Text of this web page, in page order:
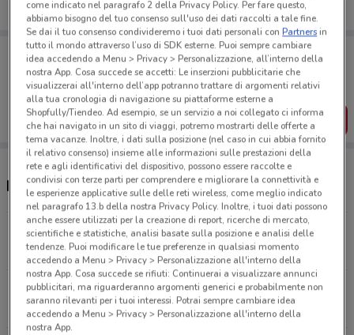
Porta DoveConviene sempre con te!
Puoi trovare le migliori offerte dei negozi vicino a te,
salvarle e creare la tua lista del risparmio, comodamente
dal tuo cellulare.
SCARICA L’APP
Negozi Dr.Max a Orbassano
Piazza Umberto I, 10 Orbassano
155 m
CHIUSO
Corso Susa 152/A Rivoli
8.2 km
CHIUSO
come indicato nel paragrafo 2 della Privacy Policy. Per fare questo,
abbiamo bisogno del tuo consenso sull'uso dei dati raccolti a tale fine.
Se dai il tuo consenso condivideremo i tuoi dati personali conPartnersin
tutto il mondo attraverso l’uso di SDK esterne. Puoi sempre cambiare
idea accedendo a Menu > Privacy > Personalizzazione, all’interno della
nostra App. Cosa succede se accetti: Le inserzioni pubblicitarie che
visualizzerai all'interno dell’app potranno trattare di argomenti relativi
alla tua cronologia di navigazione su piattaforme esterne a
Shopfully/Tiendeo. Ad esempio, se un servizio a noi collegato ci informa
che hai navigato in un sito di viaggi, potremo mostrarti delle offerte a
tema vacanze. Inoltre, i dati sulla posizione (nel caso in cui abbia fornito
il relativo consenso) insieme alle informazioni sulle prestazioni della
rete e agli identificativi del dispositivo, possono essere raccolte e
condivisi con terze parti per comprendere e migliorare la connettività e
le esperienze applicative sulle delle reti wireless, come meglio indicato
nel paragrafo 13.b della nostra Privacy Policy. Inoltre, i tuoi dati possono
anche essere utilizzati per la creazione di report, ricerche di mercato,
scientifiche e statistiche, analisi basate sulla posizione e analisi delle
tendenze. Puoi modificare le tue preferenze in qualsiasi momento
accedendo a Menu > Privacy > Personalizzazione all'interno della
nostra App. Cosa succede se rifiuti: Continuerai a visualizzare annunci
pubblicitari, ma riguarderanno argomenti generici e probabilmente non
saranno rilevanti per i tuoi interessi. Potrai sempre cambiare idea
accedendo a Menu > Privacy > Personalizzazione all'interno della
nostra App.